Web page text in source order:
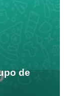
de